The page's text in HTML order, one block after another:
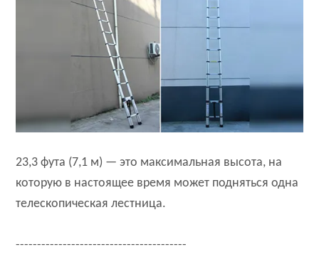
23,3 фута (7,1 м) — это максимальная высота, на
которую в настоящее время может подняться одна
телескопическая лестница.
----------------------------------------